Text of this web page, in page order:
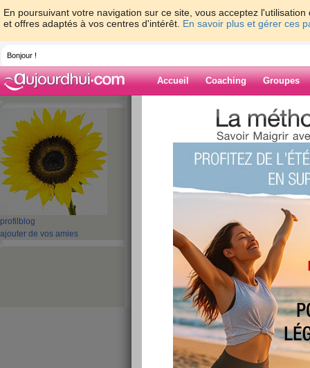
En poursuivant votre navigation sur ce site, vous acceptez
et offres adaptés à vos centres d'intérêt. En savoir plus et gérer ces
Bonjour !
Accueil Coaching Groupes
profil blog
ajouter de vos amies
> >
Blog de
heureux départ
Le premier jour, c'est-àdire hier, c'est
est au top. Seuls les exercices n'ont pu être
faits, sauf la marche car le vent était un peu
mais j'ai boit beaucoup de café/thé à côté.
j'ai décidé de venir posté un nouvel article
parti intégrante du processus du régime. ça
pas pris le temps.
les repas d'hier :
- petit-déjeuner : lait + 3 poignées de céréales